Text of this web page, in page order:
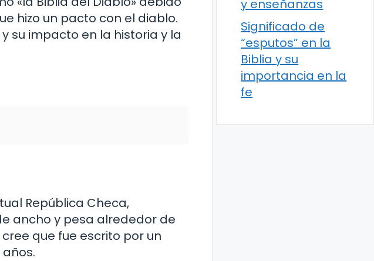
hizo un pacto con el diablo.
su impacto en la historia y la
República Checa,
ancho y pesa alrededor de
que fue escrito por un
y enseñanzas
Significado de
“esputos” en la
Biblia y su
importancia en la
fe